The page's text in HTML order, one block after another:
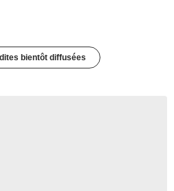
bientôt diffusées